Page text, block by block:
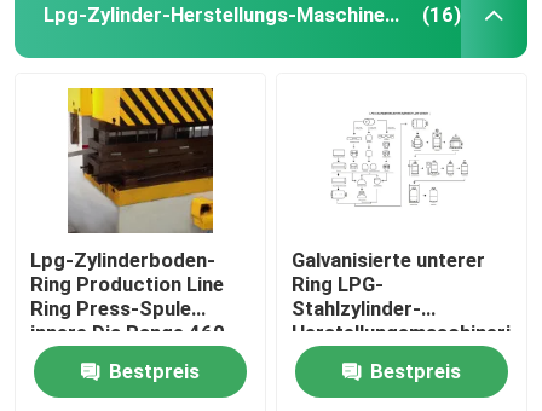
Lpg-Zylinder-Herstellungs-Maschinerie (16)
Lpg-Zylinderboden-
Ring Production Line
Ring Press-Spule
innere Dia Range 460-
540mm
Bestpreis
Galvanisierte unterer
Ring LPG-
Stahlzylinder-
Herstellungsmaschinerie
6000kg
Bestpreis